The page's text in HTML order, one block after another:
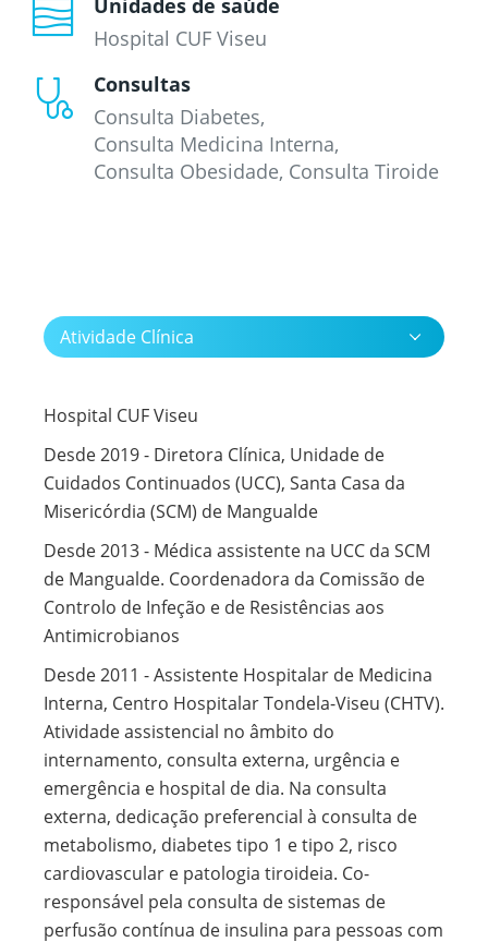
Unidades de saúde
Hospital CUF Viseu
Consultas
Consulta Diabetes
Consulta Medicina Interna
Consulta Obesidade Consulta Tiroide
Atividade Clínica
Hospital CUF Viseu
Desde 2019 - Diretora Clínica, Unidade de
Cuidados Continuados (UCC), Santa Casa da
Misericórdia (SCM) de Mangualde
Desde 2013 - Médica assistente na UCC da SCM
de Mangualde. Coordenadora da Comissão de
Controlo de Infeção e de Resistências aos
Antimicrobianos
Desde 2011 - Assistente Hospitalar de Medicina
Interna, Centro Hospitalar Tondela-Viseu (CHTV).
Atividade assistencial no âmbito do
internamento, consulta externa, urgência e
emergência e hospital de dia. Na consulta
externa, dedicação preferencial à consulta de
metabolismo, diabetes tipo 1 e tipo 2, risco
cardiovascular e patologia tiroideia. Co-
responsável pela consulta de sistemas de
perfusão contínua de insulina para pessoas com